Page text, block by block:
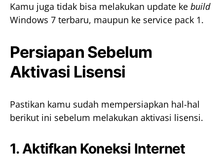
Kamu juga tidak bisa melakukan update ke build
Windows 7 terbaru, maupun ke service pack 1.
Persiapan Sebelum
Aktivasi Lisensi
Pastikan kamu sudah mempersiapkan hal-hal
berikut ini sebelum melakukan aktivasi lisensi.
1. Aktifkan Koneksi Internet